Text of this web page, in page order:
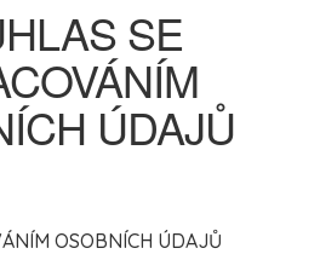
SE
ÚDAJŮ
OSOBNÍCH ÚDAJŮ